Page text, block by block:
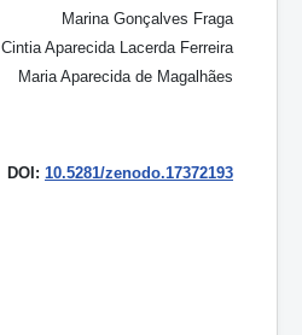
Marina Gonçalves Fraga
Cintia Aparecida Lacerda Ferreira
Maria Aparecida de Magalhães
DOI: 10.5281/zenodo.17372193